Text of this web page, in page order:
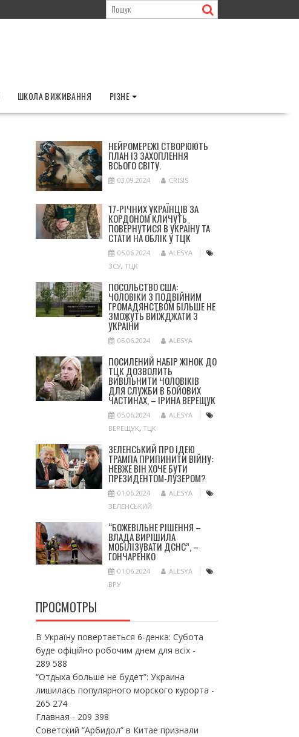
ШКОЛА ВИЖИВАННЯ РІЗНЕ
НЕЙРОМЕРЕЖІ СТВОРЮЮТЬ
ПЛАН ІЗ ЗАХОПЛЕННЯ
ВСЬОГО СВІТУ.
03.09.2024 CRISIS
17-РІЧНИХ УКРАЇНЦІВ ЗА
КОРДОНОМ КЛИЧУТЬ
ПОВЕРНУТИСЯ В УКРАЇНУ ТА
СТАТИ НА ОБЛІК У ТЦК
05.06.2024
ALESYA
ЗСУ, ТЦК
ПОСОЛЬСТВО США:
ЧОЛОВІКИ З ПОДВІЙНИМ
ГРОМАДЯНСТВОМ БІЛЬШЕ НЕ
ЗМОЖУТЬ ВИЇЖДЖАТИ З
УКРАЇНИ
05.06.2024 ALESYA
ПОСИЛЕНИЙ НАБІР ЖІНОК ДО
ТЦК ДОЗВОЛИТЬ
ВИВІЛЬНИТИ ЧОЛОВІКІВ
ДЛЯ СЛУЖБИ В БОЙОВИХ
ЧАСТИНАХ, – ІРИНА ВЕРЕЩУК
05.06.2024
ALESYA
ВЕРЕЩУК, ТЦК
ЗЕЛЕНСЬКИЙ ПРО ІДЕЮ
ТРАМПА ПРИПИНИТИ ВІЙНУ:
НЕВЖЕ ВІН ХОЧЕ БУТИ
ПРЕЗИДЕНТОМ-ЛУЗЕРОМ?
01.06.2024
ALESYA
ЗЕЛЕНСЬКИЙ
“БОЖЕВІЛЬНЕ РІШЕННЯ –
ВЛАДА ВИРІШИЛА
МОБІЛІЗУВАТИ ДСНС”, –
ГОНЧАРЕНКО
01.06.2024
ALESYA
ВРУ
ПРОСМОТРЫ
В Україну повертається 6-денка: Субота
буде офіційно робочим днем для всіх-
289 588
“Отдыха больше не будет”: Украина
лишилась популярного морского курорта -
265 274
Главная - 209 398
Советский “Арбидол” в Китае признали